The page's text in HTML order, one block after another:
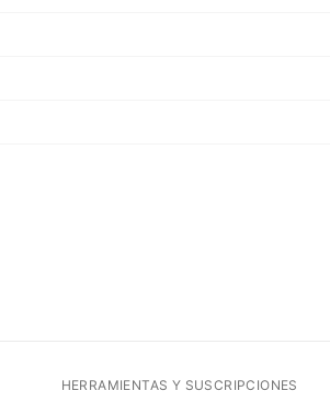
HERRAMIENTAS Y SUSCRIPCIONES